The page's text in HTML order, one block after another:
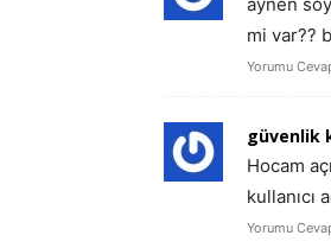
mi var??
Yorumu
güvenlik
Hocam
kullanıcı
Yorumu